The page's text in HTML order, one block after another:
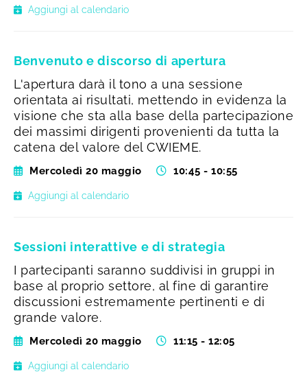
Aggiungi al calendario
Benvenuto e discorso di apertura
L'apertura darà il tono a una sessione
orientata ai risultati, mettendo in evidenza la
visione che sta alla base della partecipazione
dei massimi dirigenti provenienti da tutta la
catena del valore del CWIEME.
Mercoledì 20 maggio 10:45 - 10:55
Aggiungi al calendario
Sessioni interattive e di strategia
I partecipanti saranno suddivisi in gruppi in
base al proprio settore, al fine di garantire
discussioni estremamente pertinenti e di
grande valore.
Mercoledì 20 maggio 11:15 - 12:05
Aggiungi al calendario